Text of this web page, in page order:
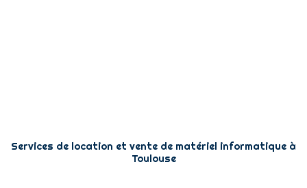
Services de location et vente de matériel informatique à
Toulouse